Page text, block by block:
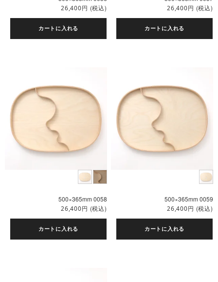
26,400円 (税込)
カートに入れる
26,400円 (税込)
カートに入れる
500×365mm 0058
26,400円 (税込)
カートに入れる
500×365mm 0059
26,400円 (税込)
カートに入れる